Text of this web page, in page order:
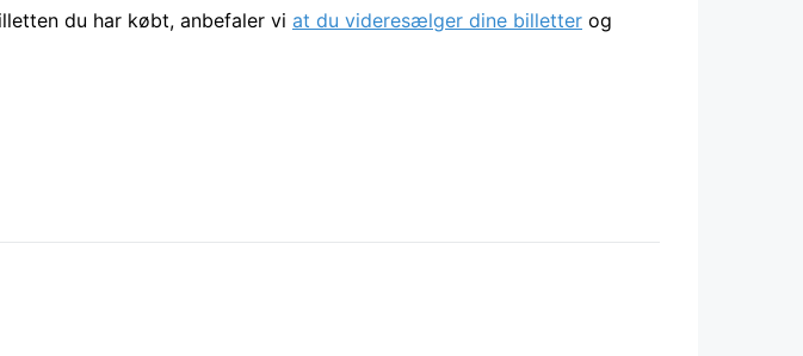
du har købt, anbefaler vi at du videresælger dine billetter og